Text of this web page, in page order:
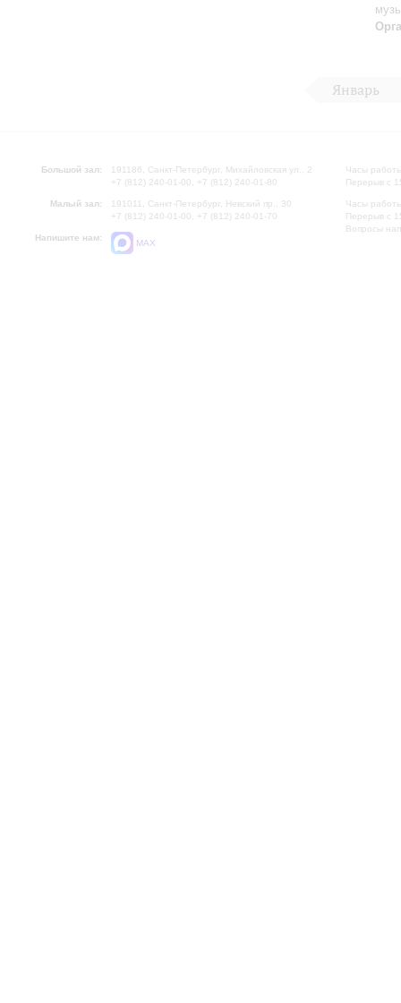
Январь
Большой зал:
191186, Санкт-Петербург, Михайловская ул., 2
+7 (812) 240-01-00, +7 (812) 240-01-80
Малый зал:
191011, Санкт-Петербург, Невский пр., 30
+7 (812) 240-01-00, +7 (812) 240-01-70
Напишите нам:
MAX
Часы
Перерыв с
Часы
Перерыв с
Вопросы